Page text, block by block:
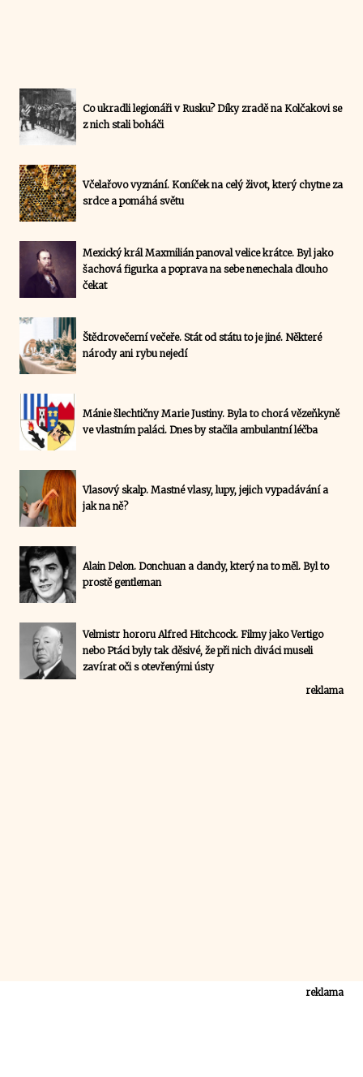
Co ukradli legionáři v Rusku? Díky zradě na Kolčakovi se
z nich stali boháči
Včelařovo vyznání. Koníček na celý život, který chytne za
srdce a pomáhá světu
Mexický král Maxmilián panoval velice krátce. Byl jako
šachová figurka a poprava na sebe nenechala dlouho
čekat
Štědrovečerní večeře. Stát od státu to je jiné. Některé
národy ani rybu nejedí
Mánie šlechtičny Marie Justiny. Byla to chorá vězeňkyně
ve vlastním paláci. Dnes by stačila ambulantní léčba
Vlasový skalp. Mastné vlasy, lupy, jejich vypadávání a
jak na ně?
Alain Delon. Donchuan a dandy, který na to měl. Byl to
prostě gentleman
Velmistr hororu Alfred Hitchcock. Filmy jako Vertigo
nebo Ptáci byly tak děsivé, že při nich diváci museli
zavírat oči s otevřenými ústy
reklama
reklama